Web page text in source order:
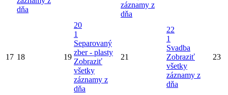
dňa
záznamy z
dňa
17 18 19
20
1
Separovaný
zber - plasty
Zobraziť
všetky
záznamy z
dňa
21
22
1
Svadba
Zobraziť
všetky
záznamy z
dňa
23